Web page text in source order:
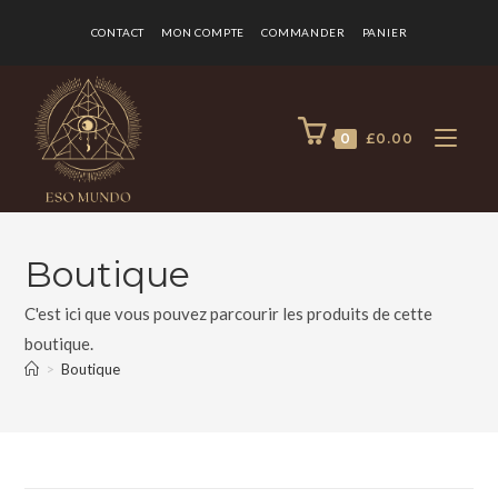
CONTACT MON COMPTE COMMANDER PANIER
0 £0.00
Boutique
C'est ici que vous pouvez parcourir les produits de cette
boutique.
> Boutique